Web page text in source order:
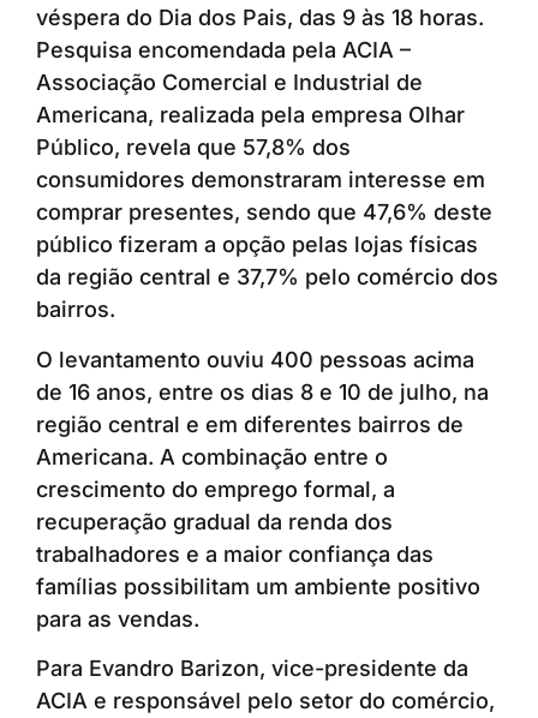
véspera do Dia dos Pais, das 9 às 18 horas.
Pesquisa encomendada pela ACIA –
Associação Comercial e Industrial de
Americana, realizada pela empresa Olhar
Público, revela que 57,8% dos
consumidores demonstraram interesse em
comprar presentes, sendo que 47,6% deste
público fizeram a opção pelas lojas físicas
da região central e 37,7% pelo comércio dos
bairros.
O levantamento ouviu 400 pessoas acima
de 16 anos, entre os dias 8 e 10 de julho, na
região central e em diferentes bairros de
Americana. A combinação entre o
crescimento do emprego formal, a
recuperação gradual da renda dos
trabalhadores e a maior confiança das
famílias possibilitam um ambiente positivo
para as vendas.
Para Evandro Barizon, vice-presidente da
ACIA e responsável pelo setor do comércio,